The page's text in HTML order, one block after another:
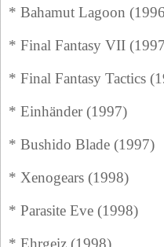
* Bahamut Lagoon
* Final Fantasy VII
* Final Fantasy Tactics
* Einhänder (1997)
* Bushido Blade (1997)
* Xenogears (1998)
* Parasite Eve (1998)
* Ehrgeiz (1998)